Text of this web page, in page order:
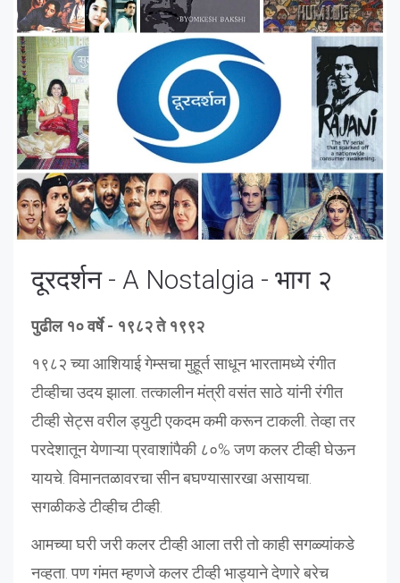
दूरदर्शन - A Nostalgia - भाग २
पुढील १० वर्षे - १९८२ ते १९९२
१९८२ च्या आशियाई गेम्सचा मुहूर्त साधून भारतामध्ये रंगीत
टीव्हीचा उदय झाला. तत्कालीन मंत्री वसंत साठे यांनी रंगीत
टीव्ही सेट्स वरील ड्युटी एकदम कमी करून टाकली. तेव्हा तर
परदेशातून येणाऱ्या प्रवाशांपैकी ८०% जण कलर टीव्ही घेऊन
यायचे. विमानतळावरचा सीन बघण्यासारखा असायचा.
सगळीकडे टीव्हीच टीव्ही.
आमच्या घरी जरी कलर टीव्ही आला तरी तो काही सगळ्यांकडे
नव्हता. पण गंमत म्हणजे कलर टीव्ही भाड्याने देणारे बरेच